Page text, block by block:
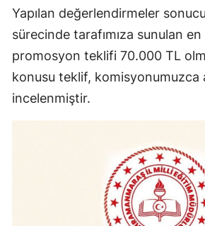
Yapılan değerlendirmeler
sürecinde tarafımıza sunulan
promosyon teklifi 70.000 TL
konusu teklif, komisyonumuzca
incelenmiştir.